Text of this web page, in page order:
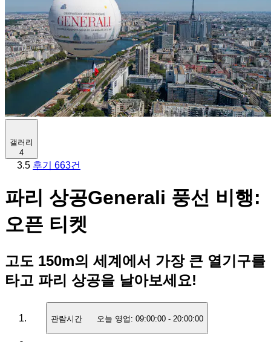
갤러리
4
3.5 후기 663건
파리 상공Generali 풍선 비행:
오픈 티켓
고도 150m의 세계에서 가장 큰 열기구를
타고 파리 상공을 날아보세요!
관람시간 오늘 영업: 09:00:00 - 20:00:00